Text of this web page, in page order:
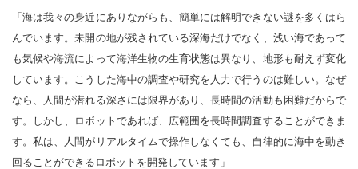
「海は我々の身近にありながらも、簡単には解明できない謎を多くはら
んでいます。未開の地が残されている深海だけでなく、浅い海であって
も気候や海流によって海洋生物の生育状態は異なり、地形も耐えず変化
しています。こうした海中の調査や研究を人力で行うのは難しい。なぜ
なら、人間が潜れる深さには限界があり、長時間の活動も困難だからで
す。しかし、ロボットであれば、広範囲を長時間調査することができま
す。私は、人間がリアルタイムで操作しなくても、自律的に海中を動き
回ることができるロボットを開発しています」